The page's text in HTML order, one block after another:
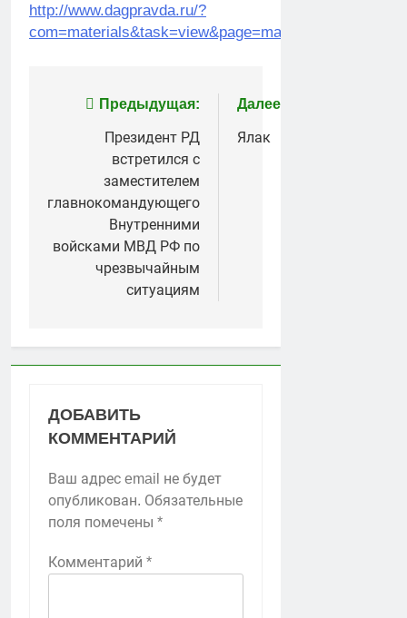
http://www.dagpravda.ru/?
com=materials&task=view&page=material&id=15426
Навигация
записям
Предыдущая:
Президент РД
встретился с
заместителем
главнокомандующего
Внутренними
войсками МВД РФ по
чрезвычайным
ситуациям
Далее:
Ялак
ДОБАВИТЬ
КОММЕНТАРИЙ
Ваш адрес email не будет
опубликован. Обязательные
поля помечены *
Комментарий *